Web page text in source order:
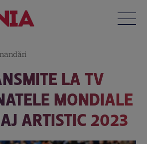
LA TV
MONDIALE
ARTISTIC 2023